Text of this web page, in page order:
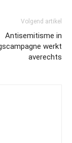
Volgend artikel
Antisemitisme in
werkt
averechts